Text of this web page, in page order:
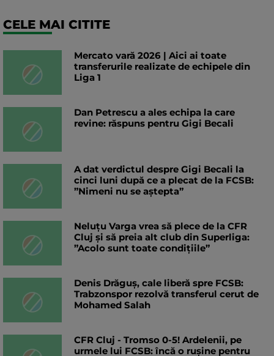
CELE MAI CITITE
Mercato vară 2026 | Aici ai toate
transferurile realizate de echipele din
Liga 1
Dan Petrescu a ales echipa la care
revine: răspuns pentru Gigi Becali
A dat verdictul despre Gigi Becali la
cinci luni după ce a plecat de la FCSB:
”Nimeni nu se aștepta”
Neluțu Varga vrea să plece de la CFR
Cluj și să preia alt club din Superliga:
”Acolo sunt toate condițiile”
Denis Drăguș, cale liberă spre FCSB:
Trabzonspor rezolvă transferul cerut de
Mohamed Salah
CFR Cluj - Tromso 0-5! Ardelenii, pe
urmele lui FCSB: încă o rușine pentru